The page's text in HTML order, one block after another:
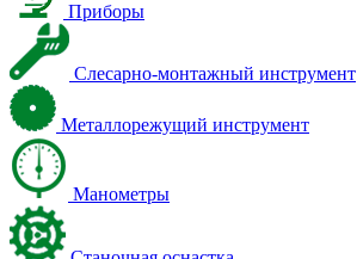
Приборы
Слесарно-монтажный инструмент
Металлорежущий инструмент
Манометры